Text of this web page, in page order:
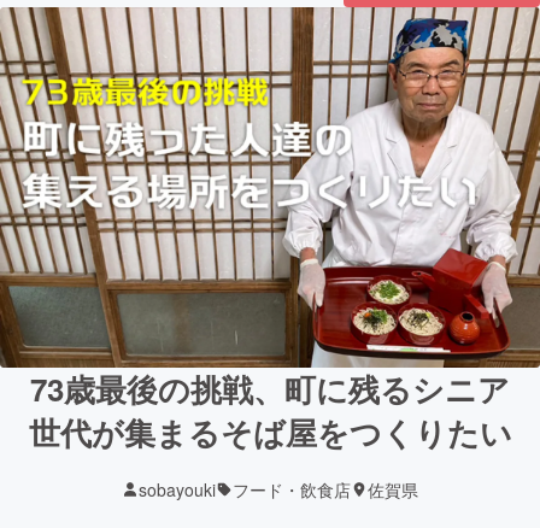
73歳最後の挑戦、町に残るシニア
世代が集まるそば屋をつくりたい
sobayouki フード・飲食店 佐賀県